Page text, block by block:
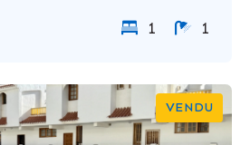
1 1
VENDU